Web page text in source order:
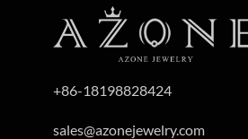
+86-18198828424
sales@azonejewelry.com